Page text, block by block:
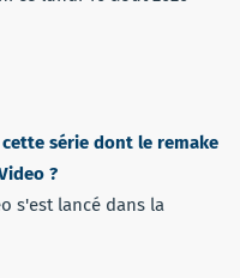
série dont le remake
?
s'est lancé dans la